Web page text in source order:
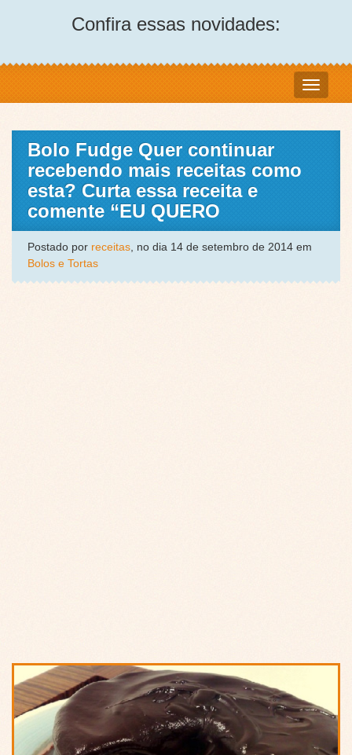
Confira essas novidades:
Bolo Fudge Quer continuar
recebendo mais receitas como
esta? Curta essa receita e
comente “EU QUERO
Postado por receitas, no dia 14 de setembro de 2014 em
Bolos e Tortas